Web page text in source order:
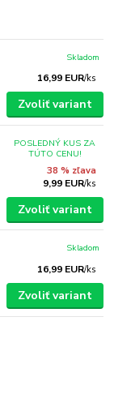
16,99 EUR/ks
Skladom
Zvoliť variant
38 % zľava
9,99 EUR/ks
POSLEDNÝ KUS ZA
TÚTO CENU!
Zvoliť variant
16,99 EUR/ks
Skladom
Zvoliť variant